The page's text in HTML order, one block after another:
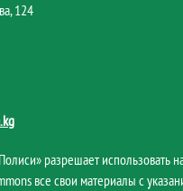
124
разрешает использовать
все свои материалы с